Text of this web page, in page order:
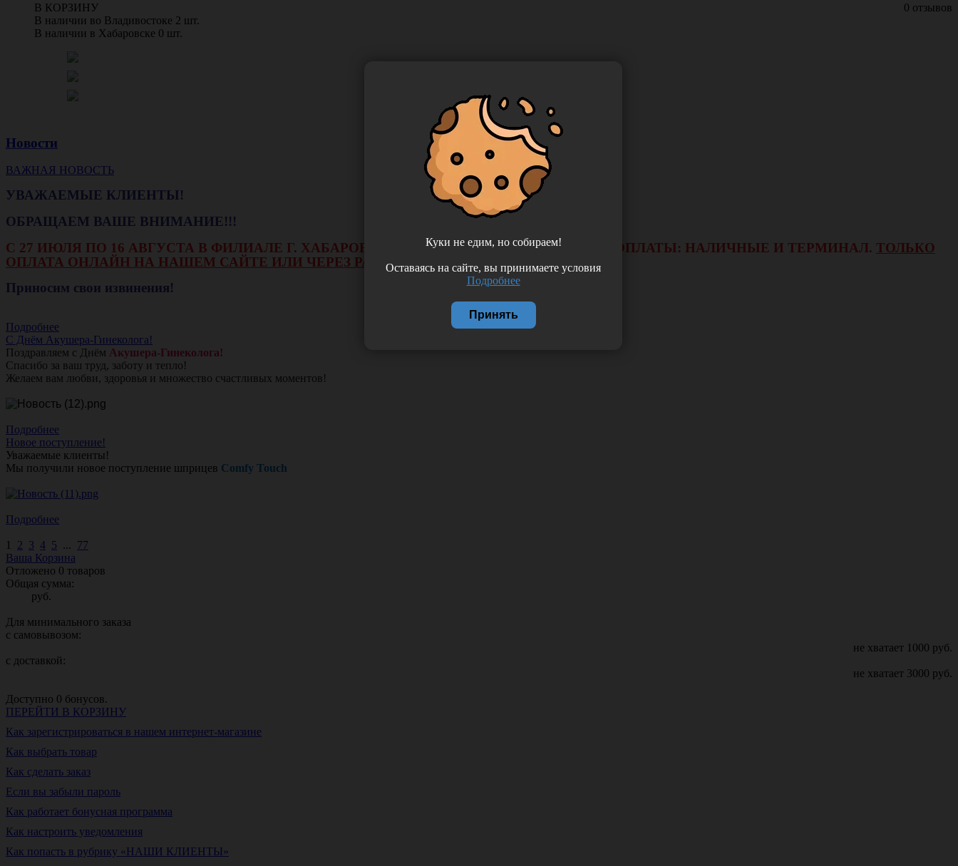
0 отзывов
В КОРЗИНУ
В наличии во Владивостоке 2 шт.
В наличии в Хабаровске 0 шт.
Новости
ВАЖНАЯ НОВОСТЬ
УВАЖАЕМЫЕ КЛИЕНТЫ!
ОБРАЩАЕМ ВАШЕ ВНИМАНИЕ!!!
С 27 ИЮЛЯ ПО 16 АВГУСТА В ФИЛИАЛЕ Г. ХАБАРОВСКА НЕ БУДЕТ ДЕЙСТВОВАТЬ ВИД ОПЛАТЫ: НАЛИЧНЫЕ И ТЕРМИНАЛ. ТОЛЬКО
ОПЛАТА ОНЛАЙН НА НАШЕМ САЙТЕ ИЛИ ЧЕРЕЗ РАСЧЕТНЫЙ СЧЕТ.
Приносим свои извинения!
Подробнее
С Днём Акушера-Гинеколога!
Поздравляем с Днём Акушера-Гинеколога!
Спасибо за ваш труд, заботу и тепло!
Желаем вам любви, здоровья и множество счастливых моментов!
Подробнее
Новое поступление!
Уважаемые клиенты!
Мы получили новое поступление шприцев Comfy Touch
Подробнее
1 2 3 4 5 ... 77
Ваша Корзина
Отложено 0 товаров
Общая сумма:
руб.
Для минимального заказа
с самовывозом:
не хватает 1000 руб.
с доставкой:
не хватает 3000 руб.
Доступно 0 бонусов.
ПЕРЕЙТИ В КОРЗИНУ
Как зарегистрироваться в нашем интернет-магазине
Как выбрать товар
Как сделать заказ
Если вы забыли пароль
Как работает бонусная программа
Как настроить уведомления
Как попасть в рубрику «НАШИ КЛИЕНТЫ»
Куки не едим, но собираем!
Оставаясь на сайте, вы принимаете условия
Подробнее
Принять